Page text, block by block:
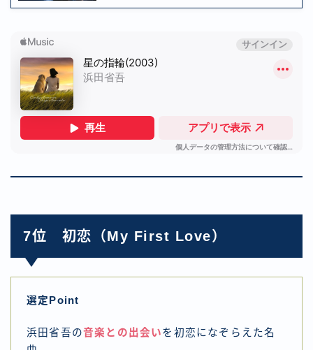
7位 初恋（My First Love）
選定Point
浜田省吾の音楽との出会いを初恋になぞらえた名